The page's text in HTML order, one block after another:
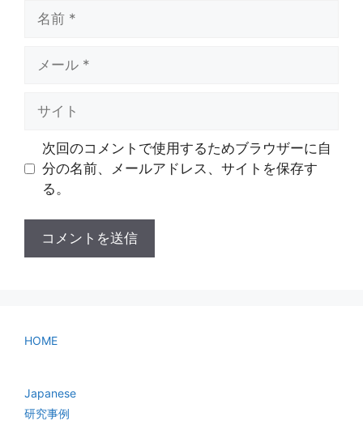
次回のコメントで使用するためブラウザーに自
分の名前、メールアドレス、サイトを保存す
る。
HOME
Japanese
研究事例